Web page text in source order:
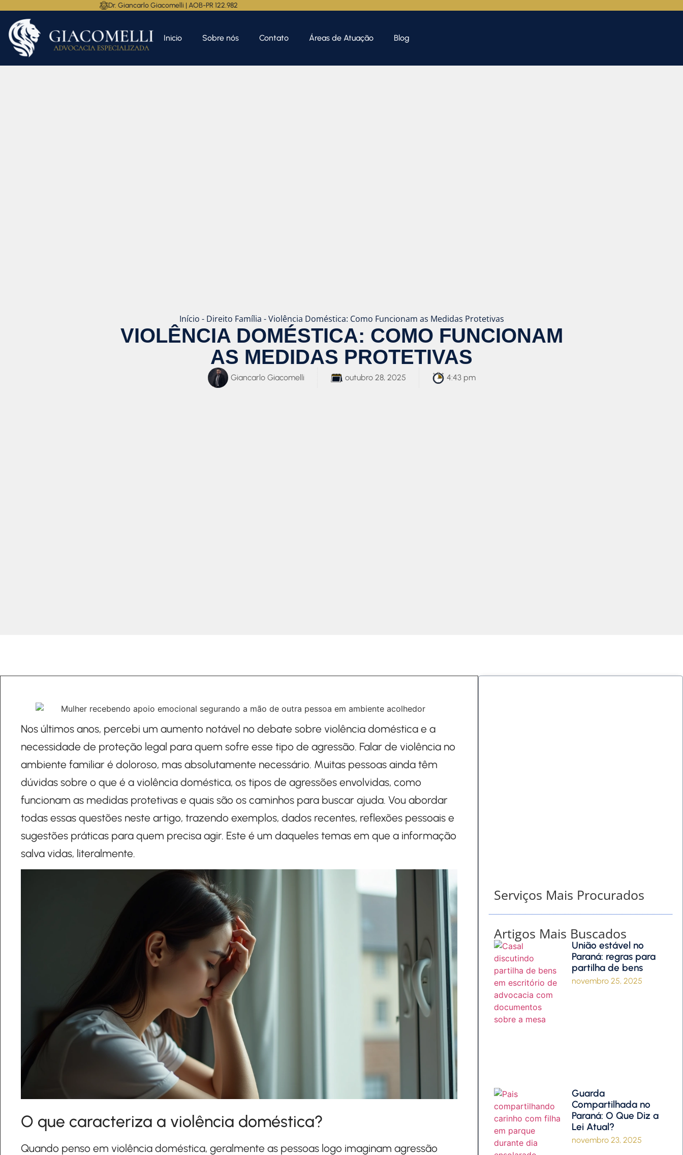
Dr. Giancarlo Giacomelli | AOB-PR 122.982
Inicio Sobre nós Contato Áreas de Atuação Blog
Início - Direito Família -Violência Doméstica: Como Funcionam as Medidas Protetivas
VIOLÊNCIA DOMÉSTICA: COMO FUNCIONAM
AS MEDIDAS PROTETIVAS
Giancarlo Giacomelli outubro 28, 2025 4:43 pm
Nos últimos anos, percebi um aumento notável no debate sobre violência doméstica e a
necessidade de proteção legal para quem sofre esse tipo de agressão. Falar de violência no
ambiente familiar é doloroso, mas absolutamente necessário. Muitas pessoas ainda têm
dúvidas sobre o que é a violência doméstica, os tipos de agressões envolvidas, como
funcionam as medidas protetivas e quais são os caminhos para buscar ajuda. Vou abordar
todas essas questões neste artigo, trazendo exemplos, dados recentes, reflexões pessoais e
sugestões práticas para quem precisa agir. Este é um daqueles temas em que a informação
salva vidas, literalmente.
O que caracteriza a violência doméstica?
Quando penso em violência doméstica, geralmente as pessoas logo imaginam agressão
Serviços Mais Procurados
Artigos Mais Buscados
União estável no
Paraná: regras para
partilha de bens
novembro 25, 2025
Guarda
Compartilhada no
Paraná: O Que Diz a
Lei Atual?
novembro 23, 2025